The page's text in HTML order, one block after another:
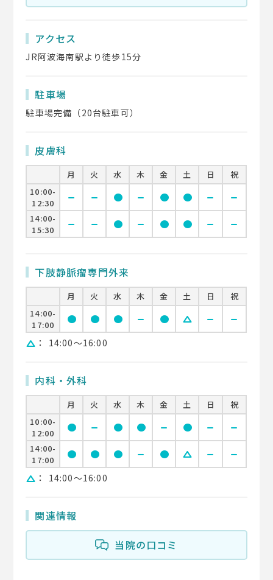
アクセス
JR阿波海南駅より徒歩15分
駐車場
駐車場完備（20台駐車可）
皮膚科
月 火 水 木 金 土 日
祝
10:00-
12:30
remove remove circle remove circle circle remove remove
14:00-
15:30
remove remove circle remove circle circle remove remove
下肢静脈瘤専門外来
月 火 水 木 金 土 日
祝
14:00-
17:00
circle circle circle remove circle change_history remove
remove
change_history ： 14:00〜16:00
内科・外科
月 火 水 木 金 土 日
祝
10:00-
12:00
circle remove circle circle remove circle remove remove
14:00-
17:00
circle circle circle remove circle change_history remove
remove
change_history ： 14:00〜16:00
関連情報
当院の口コミ